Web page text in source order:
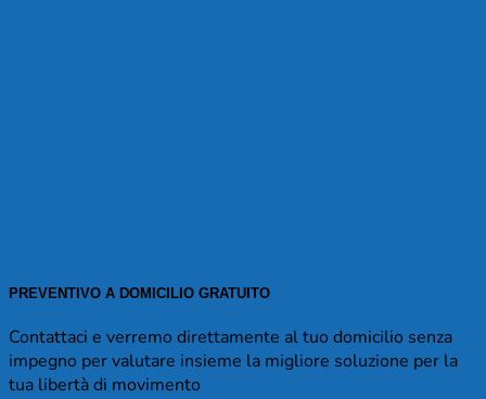
PREVENTIVO A DOMICILIO GRATUITO
Contattaci e verremo direttamente al tuo domicilio senza
impegno per valutare insieme la migliore soluzione per la
tua libertà di movimento